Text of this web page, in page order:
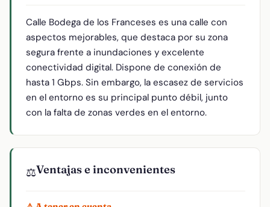
Calle Bodega de los Franceses es una calle con
aspectos mejorables, que destaca por su zona
segura frente a inundaciones y excelente
conectividad digital. Dispone de conexión de
hasta 1 Gbps. Sin embargo, la escasez de servicios
en el entorno es su principal punto débil, junto
con la falta de zonas verdes en el entorno.
⚖️Ventajas e inconvenientes